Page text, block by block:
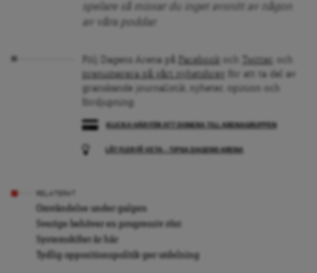
spelare så missar du inget avsnitt av någon
av våra poddar.
Följ Dagens Arena på Facebook och Twitter , och
prenumerera på vårt nyhetsbrev
för att ta del av
granskande journalistik, nyheter, opinion och
fördjupning.
KLICKA HÄR FÖR ATT DONERA TILL ARENAGRUPPEN
Omvändelse under galgen
Sverige behöver en progressiv röst
Systemskiftet är här
Tydlig oppositionspolitik ger utdelning